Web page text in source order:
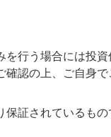
を行う場合には投
認の上、ご自身で
証されているもの